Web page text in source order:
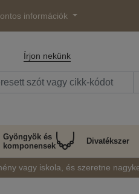
információk
Írjon nekünk
Gyöngyök és
komponensek
Divatékszer
vagy iskola, és szeretne